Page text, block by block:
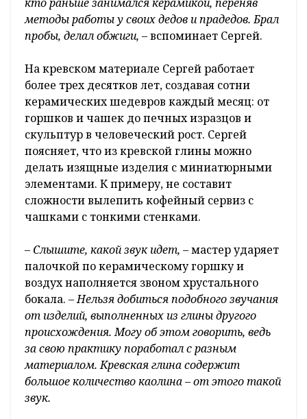
методы работы у своих дедов и прадедов. Брал
пробы, делал обжиги, – вспоминает Сергей.
На кревском материале Сергей работает
более трех десятков лет, создавая сотни
керамических шедевров каждый месяц: от
горшков и чашек до печных изразцов и
скульптур в человеческий рост. Сергей
поясняет, что из кревской глины можно
делать изящные изделия с миниатюрными
элементами. К примеру, не составит
сложности вылепить кофейный сервиз с
чашками с тонкими стенками.
– Слышите, какой звук идет, – мастер ударяет
палочкой по керамическому горшку и
воздух наполняется звоном хрустального
бокала. –Нельзя добиться подобного звучания
от изделий, выполненных из глины другого
происхождения. Могу об этом говорить, ведь
за свою практику поработал с разным
материалом. Кревская глина содержит
большое количество каолина – от этого такой
звук.